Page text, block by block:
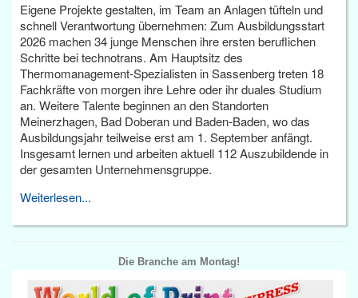
Eigene Projekte gestalten, im Team an Anlagen tüfteln und
schnell Verantwortung übernehmen: Zum Ausbildungsstart
2026 machen 34 junge Menschen ihre ersten beruflichen
Schritte bei technotrans. Am Hauptsitz des
Thermomanagement-Spezialisten in Sassenberg treten 18
Fachkräfte von morgen ihre Lehre oder ihr duales Studium
an. Weitere Talente beginnen an den Standorten
Meinerzhagen, Bad Doberan und Baden-Baden, wo das
Ausbildungsjahr teilweise erst am 1. September anfängt.
Insgesamt lernen und arbeiten aktuell 112 Auszubildende in
der gesamten Unternehmensgruppe.
Weiterlesen...
Die Branche am Montag!